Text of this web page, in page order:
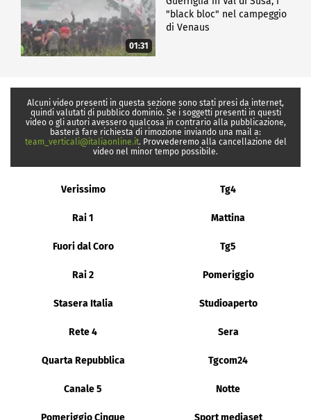
01:31
"black bloc" nel campeggio
di Venaus
Alcuni video presenti in questa sezione sono stati presi da internet,
quindi valutati di pubblico dominio. Se i soggetti presenti in questi
video o gli autori avessero qualcosa in contrario alla pubblicazione,
basterà fare richiesta di rimozione inviando una mail a:
team_verticali@italiaonline.it. Provvederemo alla cancellazione del
video nel minor tempo possibile.
Verissimo Tg4
Rai 1 Mattina
Fuori dal Coro Tg5
Rai 2 Pomeriggio
Stasera Italia Studioaperto
Rete 4 Sera
Quarta Repubblica Tgcom24
Canale 5 Notte